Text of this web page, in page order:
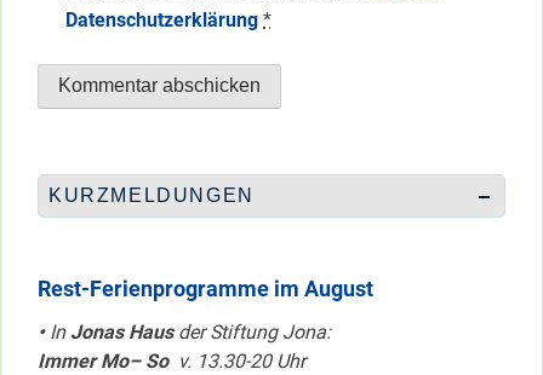
Datenschutzerklärung *
KURZMELDUNGEN
Rest-Ferienprogramme im August
•InJonas Hausder Stiftung Jona:
Immer Mo– So v. 13.30-20 Uhr